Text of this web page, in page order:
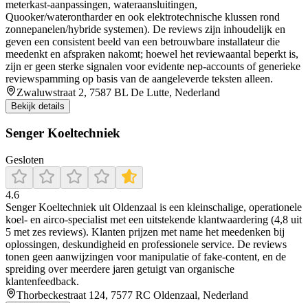
meterkast-aanpassingen, wateraansluitingen,
Quooker/waterontharder en ook elektrotechnische klussen rond
zonnepanelen/hybride systemen). De reviews zijn inhoudelijk en
geven een consistent beeld van een betrouwbare installateur die
meedenkt en afspraken nakomt; hoewel het reviewaantal beperkt is,
zijn er geen sterke signalen voor evidente nep-accounts of generieke
reviewspamming op basis van de aangeleverde teksten alleen.
Zwaluwstraat 2, 7587 BL De Lutte, Nederland
Bekijk details
Senger Koeltechniek
Gesloten
4.6
Senger Koeltechniek uit Oldenzaal is een kleinschalige, operationele
koel- en airco-specialist met een uitstekende klantwaardering (4,8 uit
5 met zes reviews). Klanten prijzen met name het meedenken bij
oplossingen, deskundigheid en professionele service. De reviews
tonen geen aanwijzingen voor manipulatie of fake-content, en de
spreiding over meerdere jaren getuigt van organische
klantenfeedback.
Thorbeckestraat 124, 7577 RC Oldenzaal, Nederland